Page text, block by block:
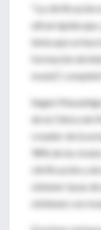
"La vitrificación
ultrarrápida
lenta que se
formación de
óvulo]",
Según
de la Clínica de
creador de la
98% de los
vitrificación y
obtener tasas
obtienen con